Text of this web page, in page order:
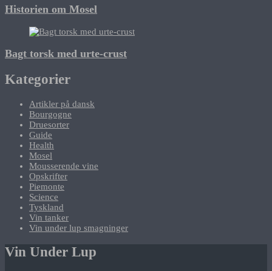
Historien om Mosel
Bagt torsk med urte-crust
Kategorier
Artikler på dansk
Bourgogne
Druesorter
Guide
Health
Mosel
Mousserende vine
Opskrifter
Piemonte
Science
Tyskland
Vin tanker
Vin under lup smagninger
Vin Under Lup